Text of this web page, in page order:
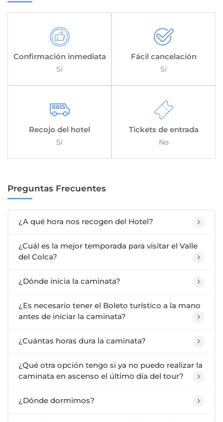
Confirmación inmediata
Sí
Fácil cancelación
Sí
Recojo del hotel
Sí
Tickets de entrada
No
Preguntas Frecuentes
¿A qué hora nos recogen del Hotel?
¿Cuál es la mejor temporada para visitar el Valle
del Colca?
¿Dónde inicia la caminata?
¿Es necesario tener el Boleto turístico a la mano
antes de iniciar la caminata?
¿Cuántas horas dura la caminata?
¿Qué otra opción tengo si ya no puedo realizar la
caminata en ascenso el último día del tour?
¿Dónde dormimos?